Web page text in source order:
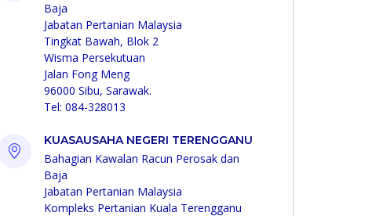
Baja
Jabatan Pertanian Malaysia
Tingkat Bawah, Blok 2
Wisma Persekutuan
Jalan Fong Meng
96000 Sibu, Sarawak.
Tel: 084-328013
KUASAUSAHA NEGERI TERENGGANU
Bahagian Kawalan Racun Perosak dan
Baja
Jabatan Pertanian Malaysia
Kompleks Pertanian Kuala Terengganu